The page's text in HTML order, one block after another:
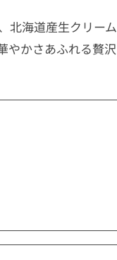
北海道産生クリーム
やかさあふれる贅沢